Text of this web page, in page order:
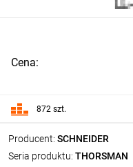
Producent: SCHNEIDER
Seria produktu: THORSMAN
Cena:
872 szt.